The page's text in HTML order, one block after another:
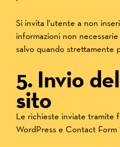
Si invita l’utente a non
informazioni non
salvo quando strettamente
5. Invio
sito
Le richieste inviate tramite
WordPress e Contact Form